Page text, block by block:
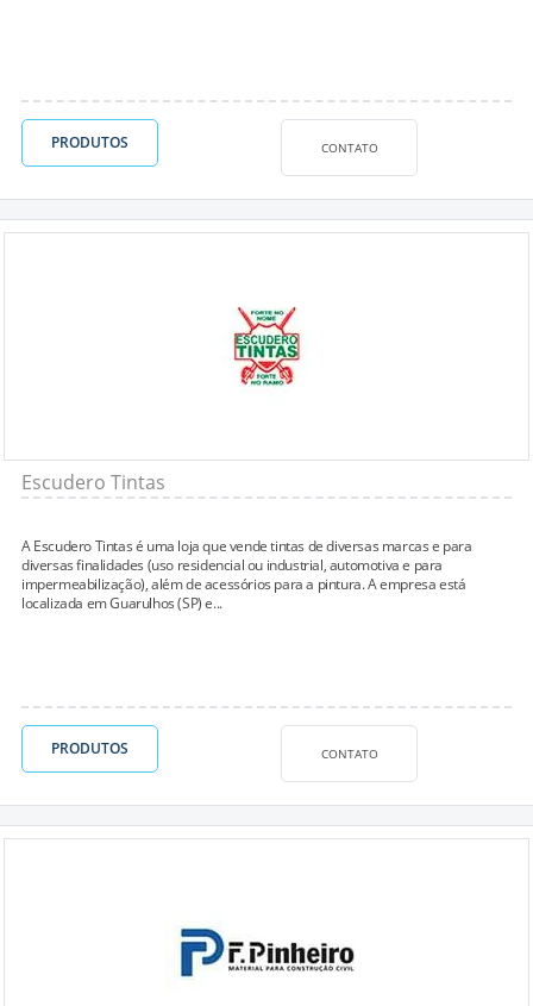
PRODUTOS CONTATO
Escudero Tintas
A Escudero Tintas é uma loja que vende tintas de diversas marcas e para
diversas finalidades (uso residencial ou industrial, automotiva e para
impermeabilização), além de acessórios para a pintura. A empresa está
localizada em Guarulhos (SP) e...
PRODUTOS CONTATO